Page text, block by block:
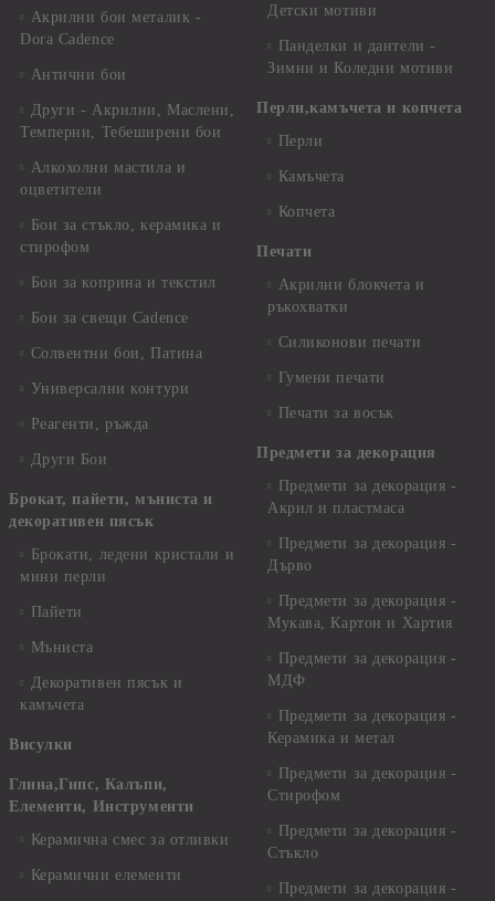
Акрилни бои металик -
Dora Cadence
Антични бои
Други - Акрилни, Маслени,
Темперни, Тебеширени бои
Алкохолни мастила и
оцветители
Бои за стъкло, керамика и
стирофом
Бои за коприна и текстил
Бои за свещи Cadence
Солвентни бои, Патина
Универсални контури
Реагенти, ръжда
Други Бои
Брокат, пайети, мъниста и
декоративен пясък
Брокати, ледени кристали и
мини перли
Пайети
Мъниста
Декоративен пясък и
камъчета
Висулки
Глина,Гипс, Калъпи,
Елементи, Инструменти
Керамична смес за отливки
Керамични елементи
Детски мотиви
Панделки и дантели -
Зимни и Коледни мотиви
Перли,камъчета и копчета
Перли
Камъчета
Копчета
Печати
Акрилни блокчета и
ръкохватки
Силиконови печати
Гумени печати
Печати за восък
Предмети за декорация
Предмети за декорация -
Акрил и пластмаса
Предмети за декорация -
Дърво
Предмети за декорация -
Мукава, Картон и Хартия
Предмети за декорация -
МДФ
Предмети за декорация -
Керамика и метал
Предмети за декорация -
Стирофом
Предмети за декорация -
Стъкло
Предмети за декорация -